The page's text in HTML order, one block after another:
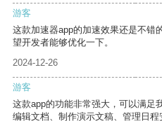
游客
这款加速器app的加速效果还是不错
望开发者能够优化一下。
2024-12-26
游客
这款app的功能非常强大，可以满足
编辑文档、制作演示文稿、管理日程